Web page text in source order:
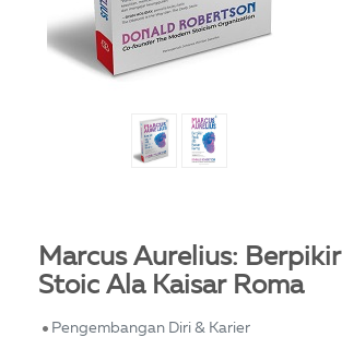
Marcus Aurelius: Berpikir
Stoic Ala Kaisar Roma
Pengembangan Diri & Karier